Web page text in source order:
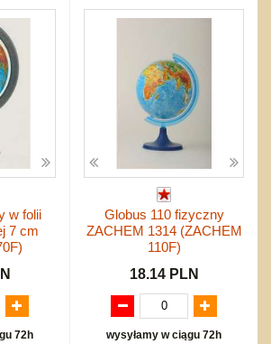
w folii
7 cm
72h
Globus 110 fizyczny
ZACHEM 1314 (ZACHEM
110F)
18.14 PLN
wysyłamy w ciągu 72h